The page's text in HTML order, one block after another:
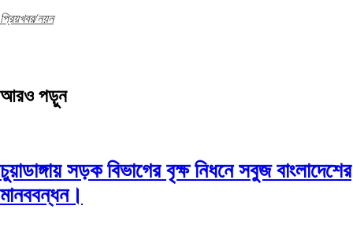
প্রিয়খবর/নয়ন
আরও পড়ুন
চুয়াডাঙ্গায় সড়ক বিভাগের বৃক্ষ নিধনে সবুজ বাংলাদেশের
মানববন্ধন।